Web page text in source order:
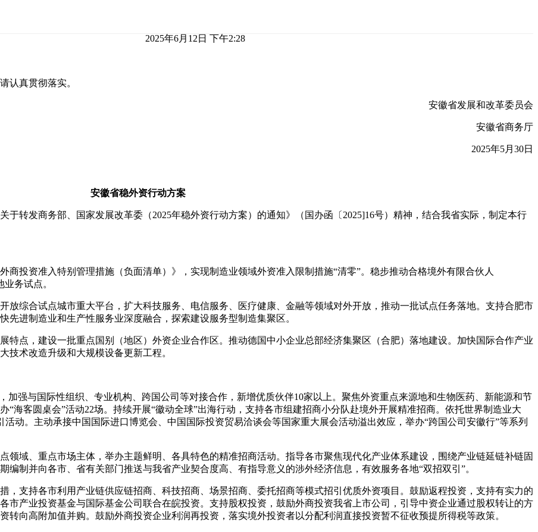
2025年6月12日 下午2:28
认真贯彻落实。
安徽省发展和改革委员会
安徽省商务厅
2025年5月30日
安徽省稳外资行动方案
于转发商务部、国家发展改革委（2025年稳外资行动方案）的通知》（国办函〔2025]16号）精神，结合我省实际，制定本行
商投资准入特别管理措施（负面清单）》，实现制造业领域外资准入限制措施“清零”。稳步推动合格境外有限合伙人
务试点。
放综合试点城市重大平台，扩大科技服务、电信服务、医疗健康、金融等领域对外开放，推动一批试点任务落地。支持合肥市
进制造业和生产性服务业深度融合，探索建设服务型制造集聚区。
特点，建设一批重点国别（地区）外资企业合作区。推动德国中小企业总部经济集聚区（合肥）落地建设。加快国际合作产业
技术改造升级和大规模设备更新工程。
加强与国际性组织、专业机构、跨国公司等对接合作，新增优质伙伴10家以上。聚焦外资重点来源地和生物医药、新能源和节
“海客圆桌会”活动22场。持续开展“徽动全球”出海行动，支持各市组建招商小分队赴境外开展精准招商。依托世界制造业大
动。主动承接中国国际进口博览会、中国国际投资贸易洽谈会等国家重大展会活动溢出效应，举办“跨国公司安徽行”等系列
领域、重点市场主体，举办主题鲜明、各具特色的精准招商活动。指导各市聚焦现代化产业体系建设，围绕产业链延链补链固
制并向各市、省有关部门推送与我省产业契合度高、有指导意义的涉外经济信息，有效服务各地“双招双引”。
，支持各市利用产业链供应链招商、科技招商、场景招商、委托招商等模式招引优质外资项目。鼓励返程投资，支持有实力的
市产业投资基金与国际基金公司联合在皖投资。支持股权投资，鼓励外商投资我省上市公司，引导中资企业通过股权转让的方
向高附加值并购。鼓励外商投资企业利润再投资，落实境外投资者以分配利润直接投资暂不征收预提所得税等政策。